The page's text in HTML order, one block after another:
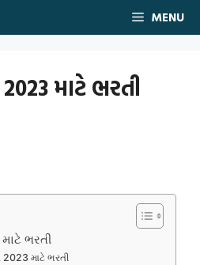
MENU
માટે ભરતી
ભરતી
માટે ભરતી